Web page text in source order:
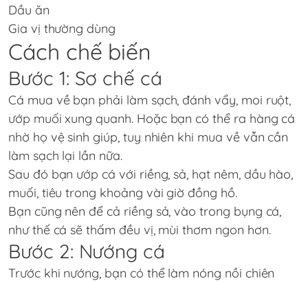
Dầu ăn
Gia vị thường dùng
Cách chế biến
Bước 1: Sơ chế cá
Cá mua về bạn phải làm sạch, đánh vẩy, moi ruột,
ướp muối xung quanh. Hoặc bạn có thể ra hàng cá
nhờ họ vệ sinh giúp, tuy nhiên khi mua về vẫn cần
làm sạch lại lần nữa.
Sau đó bạn ướp cá với riềng, sả, hạt nêm, dầu hào,
muối, tiêu trong khoảng vài giờ đồng hồ.
Bạn cũng nên để cả riềng sả, vào trong bụng cá,
như thế cá sẽ thấm đều vị, mùi thơm ngon hơn.
Bước 2: Nướng cá
Trước khi nướng, bạn có thể làm nóng nồi chiên